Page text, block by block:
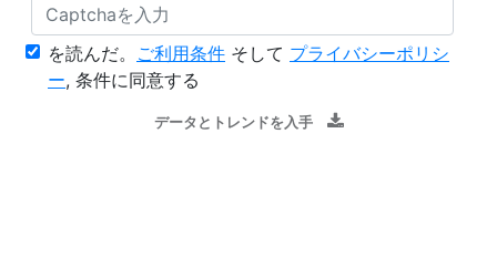
を読んだ。 ご利用条件 そして プライバシーポリシ
ー, 条件に同意する
データとトレンドを入手